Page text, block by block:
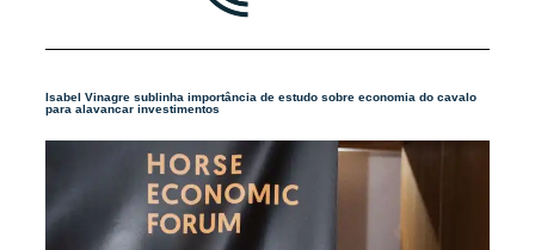
Isabel Vinagre sublinha importância de estudo sobre economia do cavalo
para alavancar investimentos